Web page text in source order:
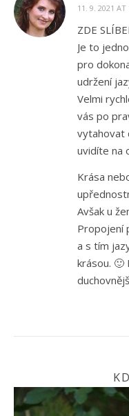
11. 9. 2021 AT
ZDE
Je to
pro
udržení
Velmi
vás po
vytahovat
uvidíte na
Krása
Avšak u
Propojení
a s tím
krásou. 🙂